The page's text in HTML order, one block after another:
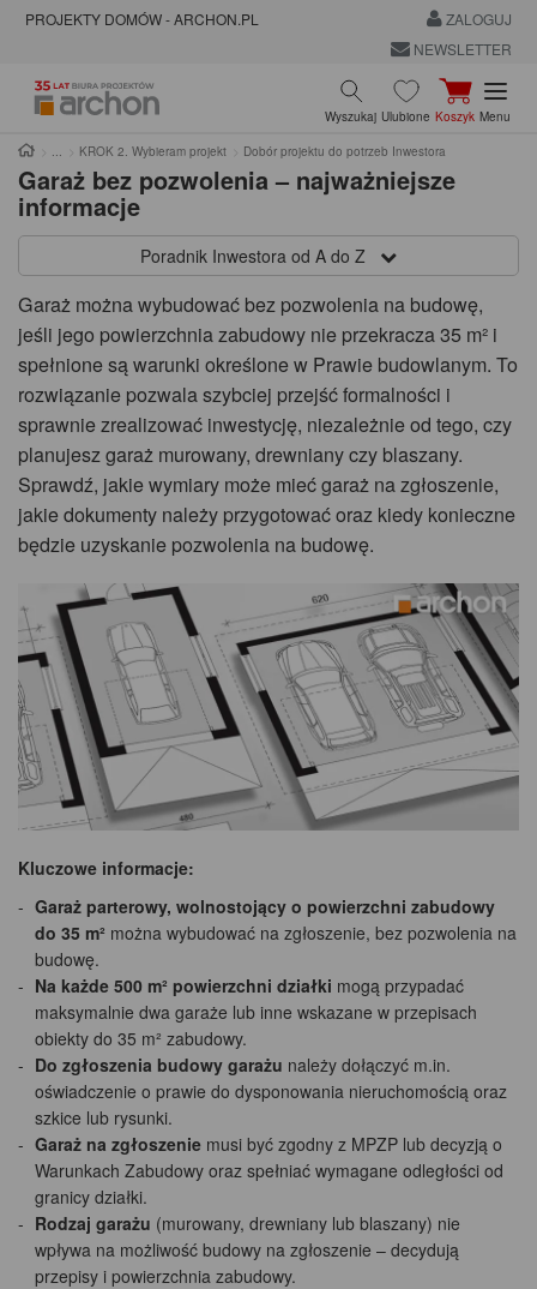
PROJEKTY DOMÓW - ARCHON.PL
ZALOGUJ
NEWSLETTER
Wyszukaj Ulubione Koszyk Menu
KROK 2. Wybieram projekt Dobór projektu do potrzeb Inwestora
Garaż bez pozwolenia – najważniejsze
informacje
Poradnik Inwestora od A do Z
Garaż można wybudować bez pozwolenia na budowę,
jeśli jego powierzchnia zabudowy nie przekracza 35 m² i
spełnione są warunki określone w Prawie budowlanym. To
rozwiązanie pozwala szybciej przejść formalności i
sprawnie zrealizować inwestycję, niezależnie od tego, czy
planujesz garaż murowany, drewniany czy blaszany.
Sprawdź, jakie wymiary może mieć garaż na zgłoszenie,
jakie dokumenty należy przygotować oraz kiedy konieczne
będzie uzyskanie pozwolenia na budowę.
Kluczowe informacje:
Garaż parterowy, wolnostojący o powierzchni zabudowy
do 35 m² można wybudować na zgłoszenie, bez pozwolenia na
budowę.
Na każde 500 m² powierzchni działki mogą przypadać
maksymalnie dwa garaże lub inne wskazane w przepisach
obiekty do 35 m² zabudowy.
Do zgłoszenia budowy garażu należy dołączyć m.in.
oświadczenie o prawie do dysponowania nieruchomością oraz
szkice lub rysunki.
Garaż na zgłoszenie musi być zgodny z MPZP lub decyzją o
Warunkach Zabudowy oraz spełniać wymagane odległości od
granicy działki.
Rodzaj garażu (murowany, drewniany lub blaszany) nie
wpływa na możliwość budowy na zgłoszenie – decydują
przepisy i powierzchnia zabudowy.